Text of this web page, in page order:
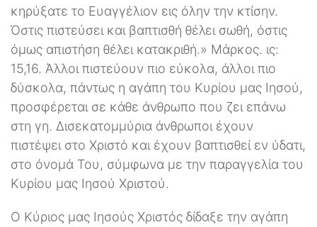
κηρύξατε το Ευαγγέλιον εις όλην την κτίσην.
Όστις πιστεύσει και βαπτισθή θέλει σωθή, όστις
όμως απιστήση θέλει κατακριθή.» Μάρκος. ις:
15,16. Άλλοι πιστεύουν πιο εύκολα, άλλοι πιο
δύσκολα, πάντως η αγάπη του Κυρίου μας Ιησού,
προσφέρεται σε κάθε άνθρωπο που ζει επάνω
στη γη. Δισεκατομμύρια άνθρωποι έχουν
πιστέψει στο Χριστό και έχουν βαπτισθεί εν ύδατι,
στο όνομά Του, σύμφωνα με την παραγγελία του
Κυρίου μας Ιησού Χριστού.
Ο Κύριος μας Ιησούς Χριστός δίδαξε την αγάπη